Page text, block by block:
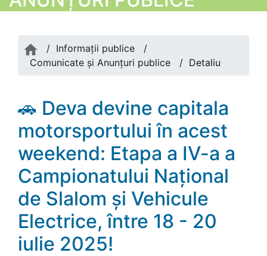
/ Informații publice
/
Comunicate şi Anunțuri publice
/ Detaliu
🚗 Deva devine capitala
motorsportului în acest
weekend: Etapa a IV-a a
Campionatului Național
de Slalom și Vehicule
Electrice, între 18 - 20
iulie 2025!